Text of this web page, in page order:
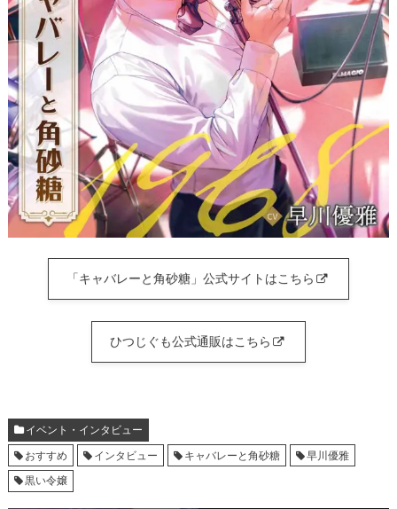
「キャバレーと角砂糖」公式サイトはこちら
ひつじぐも公式通販はこちら
イベント・インタビュー
おすすめ
インタビュー キャバレーと角砂糖
早川優雅
黒い令嬢